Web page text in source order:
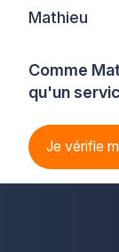
Comme
qu'un
Je vérifie
Mathieu